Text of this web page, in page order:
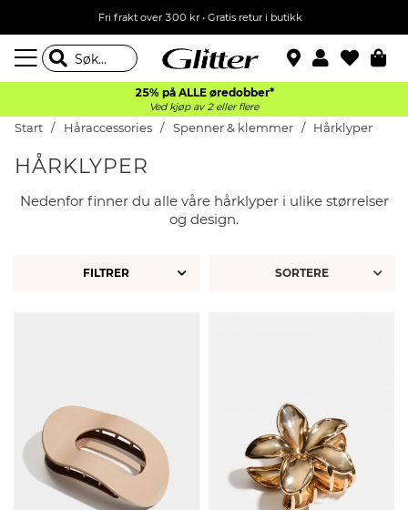
Fri frakt over 300 kr • Gratis retur i butikk
25% på ALLE øredobber*
Ved kjøp av 2 eller flere
Start Håraccessories Spenner & klemmer Hårklyper
HÅRKLYPER
Nedenfor finner du alle våre hårklyper i ulike størrelser
og design.
FILTRER